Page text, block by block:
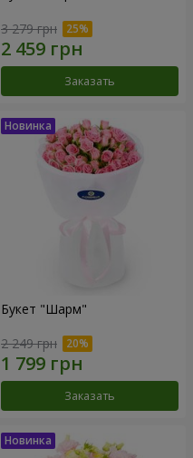
3 279 грн
Заказать
Букет "Шарм"
2 249 грн
Заказать